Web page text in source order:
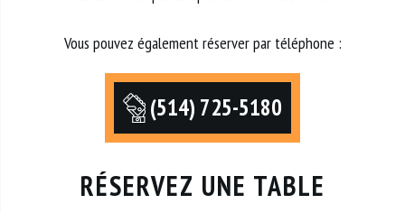
Vous pouvez également réserver par téléphone :
(514) 725-5180
RÉSERVEZ UNE TABLE